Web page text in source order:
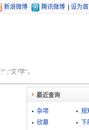
新浪微博 腾讯微博 设为
;“文?学”。
最近查询
杂项
规
欣慕